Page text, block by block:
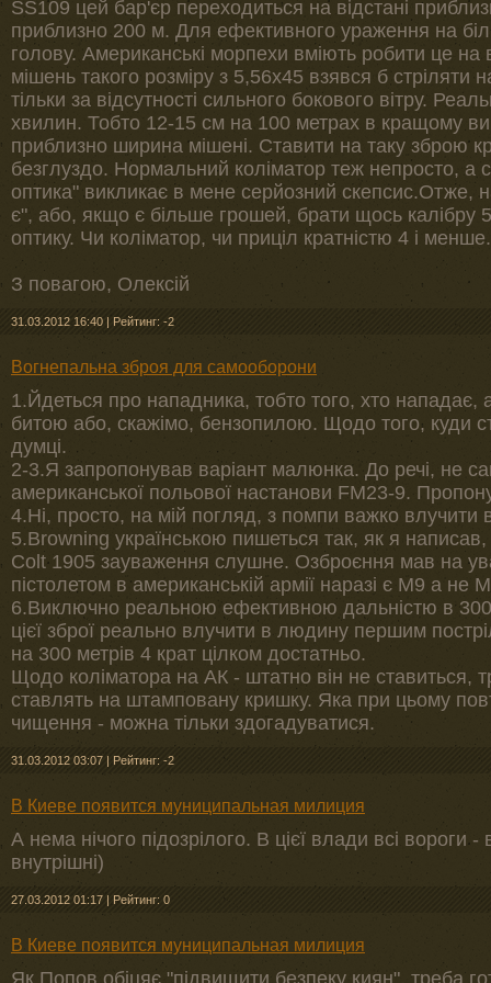
SS109 цей бар'єр переходиться на відстані
приблизно 200 м. Для ефективного ураження на
голову. Американські морпехи вміють робити це на
мішень такого розміру з 5,56х45 взявся б стріляти
тільки за відсутності сильного бокового вітру.
хвилин. Тобто 12-15 см на 100 метрах в кращому
приблизно ширина мішені. Ставити на таку зброю
безглуздо. Нормальний коліматор теж непросто, а
оптика" викликає в мене серйозний скепсис.Отже,
є", або, якщо є більше грошей, брати щось калібру
оптику. Чи коліматор, чи приціл кратністю 4 і менше.
З повагою, Олексій
31.03.2012 16:40 | Рейтинг: -2
Вогнепальна зброя для самооборони
1.Йдеться про нападника, тобто того, хто нападає,
битою або, скажімо, бензопилою. Щодо того, куди
думці.
2-3.Я запропонував варіант малюнка. До речі, не
американської польової настанови FM23-9.
4.Ні, просто, на мій погляд, з помпи важко влучити
5.Browning українською пишеться так, як я
Colt 1905 зауваження слушне. Озброєння мав на
пістолетом в американській армії наразі є M9 а не
6.Виключно реальною ефективною дальністю в 300
цієї зброї реально влучити в людину першим
на 300 метрів 4 крат цілком достатньо.
Щодо коліматора на АК - штатно він не ставиться,
ставлять на штамповану кришку. Яка при цьому
чищення - можна тільки здогадуватися.
31.03.2012 03:07 | Рейтинг: -2
В Киеве появится муниципальная милиция
А нема нічого підозрілого. В цієї влади всі вороги -
внутрішні)
27.03.2012 01:17 | Рейтинг: 0
В Киеве появится муниципальная милиция
Як Попов обіцяє "підвищити безпеку киян", треба